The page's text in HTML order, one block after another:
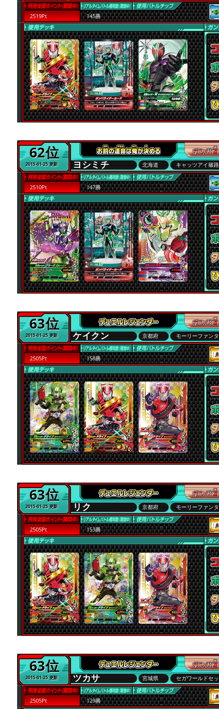
2519Pt 145勝
62位
2015-01-25 更新 ヨシミチ 北海道 キャッツアイ篠
2510Pt 147勝
63位
2015-01-25 更新 ケイクン 京都府 モーリーファン
2505Pt 158勝
63位
2015-01-25 更新 リク 京都府 モーリーファン
2505Pt 153勝
63位
2015-01-25 更新 ツカサ 宮城県 セガワールドセ
2505Pt 129勝